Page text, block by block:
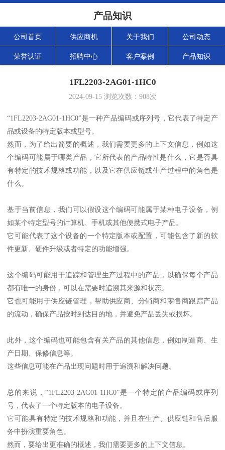
产品知识
公司首页 供应商机 关于我们 公司动态
荣誉认证 招聘中心 客户案例 产品知识
1FL2203-2AG01-1HC0
2024-09-15浏览次数： 908次
“1FL2203-2AG01-1HC0”是一种产品编码或序列号，它代表了特定产
品或设备的特定版本或型号。
然而，为了给出简要的概述，我们需要更多的上下文信息，例如这
个编码可能属于哪类产品，它所代表的产品特性是什么，它是否具
有特定的技术规格或功能，以及它在供应链或生产过程中的角色是
什么。
基于当前信息，我们可以假设这个编码可能属于某种电子设备，例
如某个特定型号的计算机、手机或其他便携式电子产品。
它可能代表了这个设备的一个特定版本或配置，可能包含了新的软
件更新、硬件升级或者特定的功能增强。
这个编码可能用于追踪和管理生产过程中的产品，以确保每个产品
都有唯一的身份，可以在需要时追溯其来源和状态。
它也可能用于供应链管理，帮助供应商、分销商和零售商跟踪产品
的流动，确保产品按时到达目的地，并避免产品丢失或损坏。
此外，这个编码也可能包含有关产品的其他信息，例如制造商、生
产日期、保修信息等。
这些信息可能在产品出现问题时用于追溯和解决问题。
总的来说，“1FL2203-2AG01-1HC0”是一个特定的产品编码或序列
号，代表了一个特定版本的电子设备。
它可能具有特定的技术规格和功能，并且在生产、供应链和售后服
务中扮演重要角色。
然而，要给出更准确的概述，我们需要更多的上下文信息。